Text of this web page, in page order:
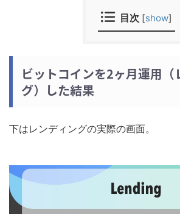
目次 [show]
ビットコインを2ヶ月運用（
グ）した結果
下はレンディングの実際の画面。